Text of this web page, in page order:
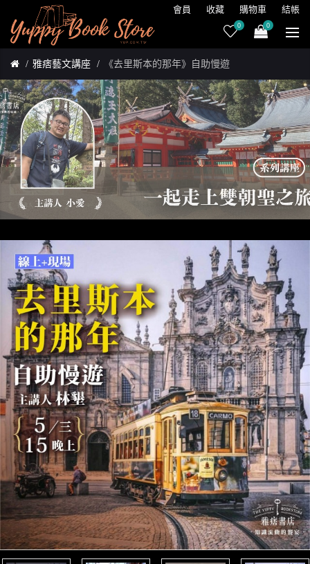
會員 收藏 購物車 結帳
0 0
雅痞藝文講座 《去里斯本的那年》自助慢遊